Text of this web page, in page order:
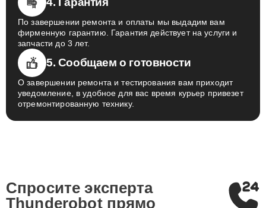
По завершении ремонта и оплаты мы выдадим вам
фирменную гарантию. Гарантия действует на услуги и
запчасти до 3 лет.
О завершении ремонта и тестирования вам приходит
уведомление, в удобное для вас время курьер привезет
Спросите эксперта